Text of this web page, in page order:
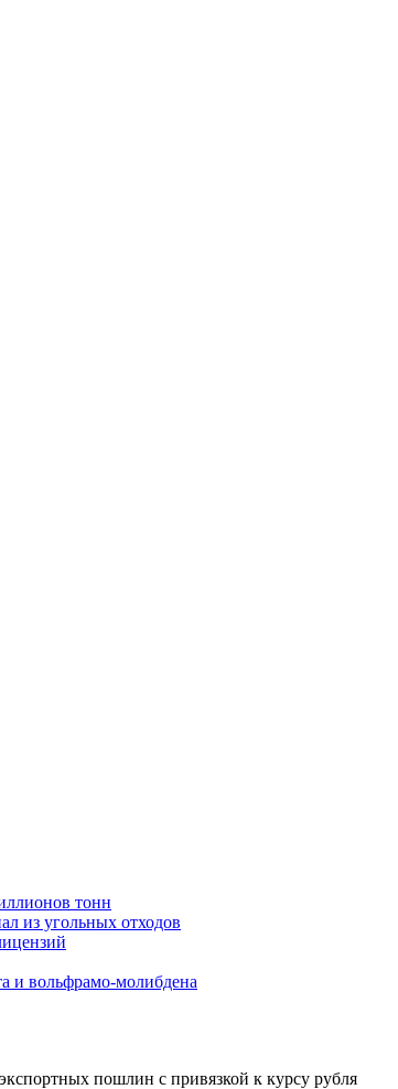
тонн
из угольных отходов
и вольфрамо-молибдена
пошлин с привязкой к курсу рубля